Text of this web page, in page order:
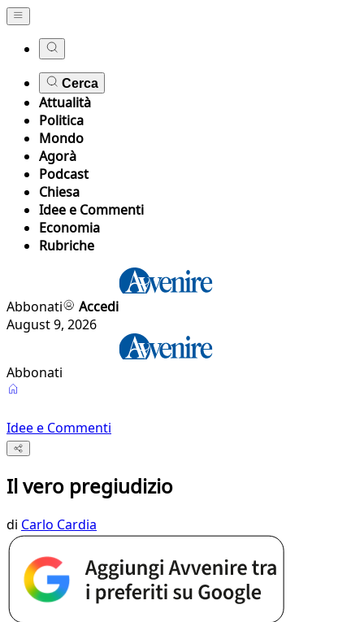
Cerca
Attualità
Politica
Mondo
Agorà
Podcast
Chiesa
Idee e Commenti
Economia
Rubriche
Abbonati
Accedi
August 9, 2026
Abbonati
Idee e Commenti
Il vero pregiudizio
di Carlo Cardia